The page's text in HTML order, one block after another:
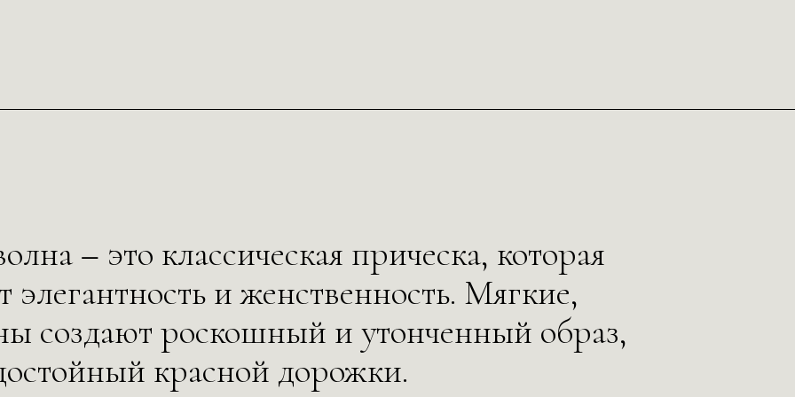
– это классическая прическа, которая
элегантность и женственность. Мягкие,
создают роскошный и утонченный образ,
красной дорожки.